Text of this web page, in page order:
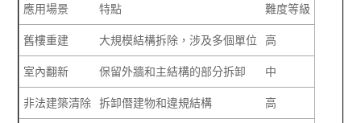
應用場景 特點
難度等級
舊樓重建
大規模結構拆除，涉及多個單位 高
室內翻新
保留外牆和主結構的部分拆卸
中
非法建築清除 拆卸僭建物和違規結構
高